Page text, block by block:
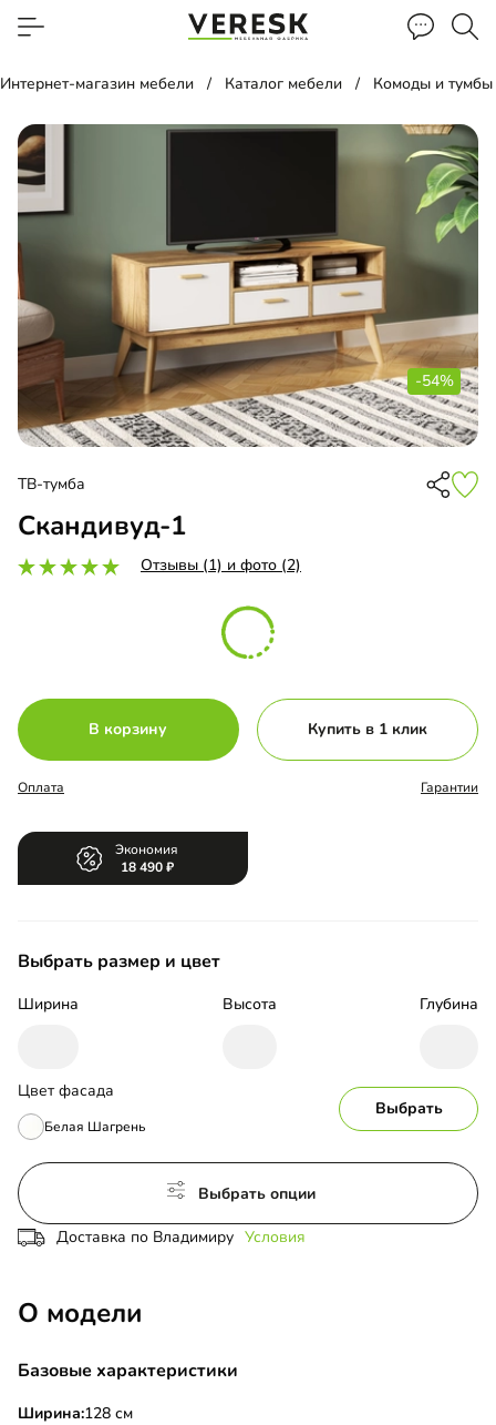
Интернет-магазин мебели Каталог мебели Комоды и тумбы
-54%
ТВ-тумба
Скандивуд-1
Отзывы (1) и фото (2)
В корзину Купить в 1 клик
Оплата Гарантии
Экономия
18 490
Выбрать размер и цвет
Ширина Высота Глубина
Цвет фасада
Белая Шагрень
Выбрать
Выбрать опции
Доставка по Владимиру Условия
О модели
Базовые характеристики
Ширина:128 см